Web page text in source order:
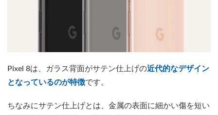
Pixel 8は、ガラス背面がサテン仕上げの近代的なデザイン
となっているのが特徴です。
ちなみにサテン仕上げとは、金属の表面に細かい傷を短い